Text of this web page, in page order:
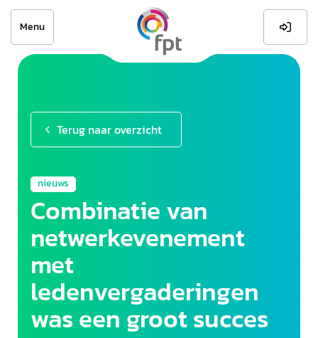
Menu 
Terug naar overzicht
nieuws
Combinatie van
netwerkevenement
met
ledenvergaderingen
was een groot succes